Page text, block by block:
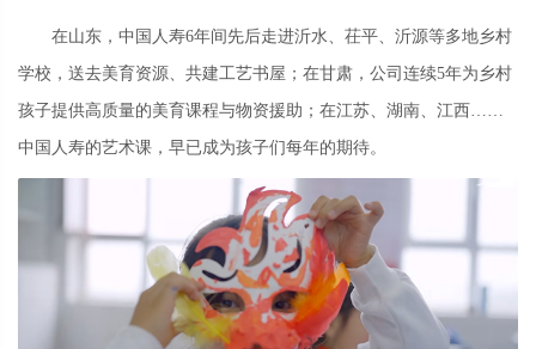
在山东，中国人寿6年间先后走进沂水、茌平、沂源等多地乡村
学校，送去美育资源、共建工艺书屋；在甘肃，公司连续5年为乡村
孩子提供高质量的美育课程与物资援助；在江苏、湖南、江西……
中国人寿的艺术课，早已成为孩子们每年的期待。